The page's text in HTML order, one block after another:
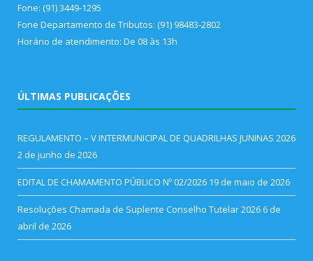
Fone: (91) 3449-1295
Fone Departamento de Tributos: (91) 98483-2802
Horário de atendimento: De 08 às 13h
ÚLTIMAS PUBLICAÇÕES
REGULAMENTO – V INTERMUNICIPAL DE QUADRILHAS JUNINAS 2026
2 de junho de 2026
EDITAL DE CHAMAMENTO PÚBLICO Nº 02/2026 19 de maio de 2026
Resoluções Chamada de Suplente Conselho Tutelar 2026 6 de
abril de 2026